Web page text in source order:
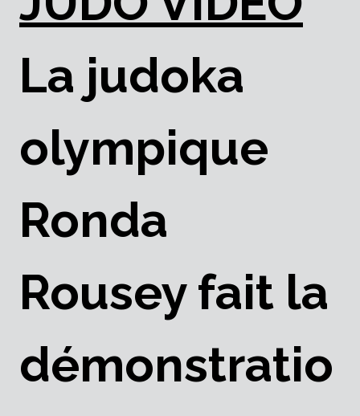
La judoka
olympique
Ronda
Rousey fait la
démonstratio